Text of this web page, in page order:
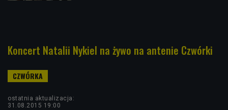
Koncert Natalii Nykiel na żywo na antenie Czwórki
ostatnia aktualizacja:
31.08.2015 19:00